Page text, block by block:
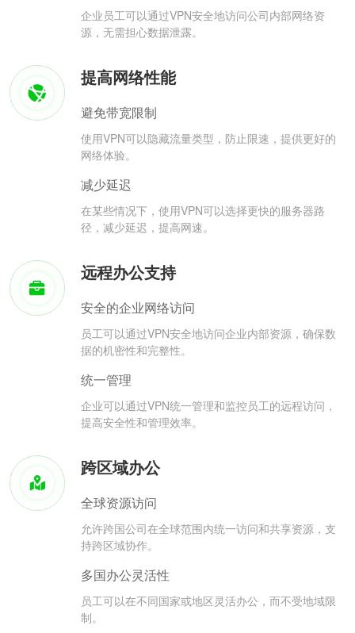
企业员工可以通过VPN安全地访问公司内部网络资
源，无需担心数据泄露。
提高网络性能
避免带宽限制
使用VPN可以隐藏流量类型，防止限速，提供更好的
网络体验。
减少延迟
在某些情况下，使用VPN可以选择更快的服务器路
径，减少延迟，提高网速。
远程办公支持
安全的企业网络访问
员工可以通过VPN安全地访问企业内部资源，确保数
据的机密性和完整性。
统一管理
企业可以通过VPN统一管理和监控员工的远程访问，
提高安全性和管理效率。
跨区域办公
全球资源访问
允许跨国公司在全球范围内统一访问和共享资源，支
持跨区域协作。
多国办公灵活性
员工可以在不同国家或地区灵活办公，而不受地域限
制。